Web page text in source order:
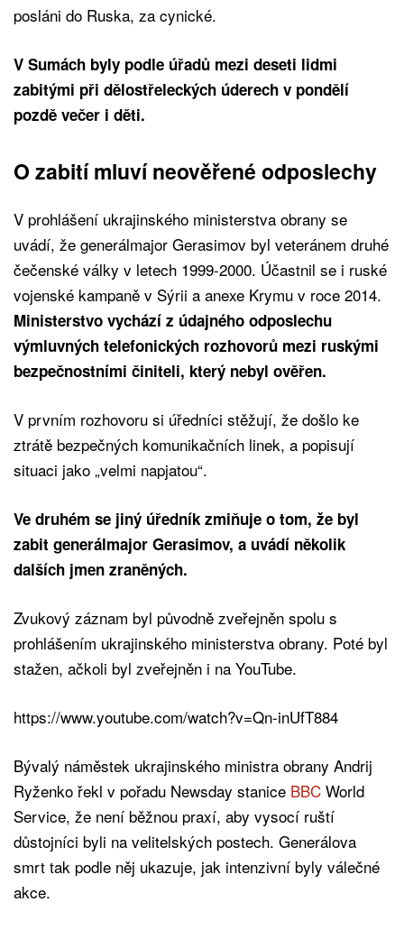
posláni do Ruska, za cynické.
V Sumách byly podle úřadů mezi deseti lidmi
zabitými při dělostřeleckých úderech v pondělí
pozdě večer i děti.
O zabití mluví neověřené odposlechy
V prohlášení ukrajinského ministerstva obrany se
uvádí, že generálmajor Gerasimov byl veteránem druhé
čečenské války v letech 1999-2000. Účastnil se i ruské
vojenské kampaně v Sýrii a anexe Krymu v roce 2014.
Ministerstvo vychází z údajného odposlechu
výmluvných telefonických rozhovorů mezi ruskými
bezpečnostními činiteli, který nebyl ověřen.
V prvním rozhovoru si úředníci stěžují, že došlo ke
ztrátě bezpečných komunikačních linek, a popisují
situaci jako „velmi napjatou“.
Ve druhém se jiný úředník zmiňuje o tom, že byl
zabit generálmajor Gerasimov, a uvádí několik
dalších jmen zraněných.
Zvukový záznam byl původně zveřejněn spolu s
prohlášením ukrajinského ministerstva obrany. Poté byl
stažen, ačkoli byl zveřejněn i na YouTube.
https://www.youtube.com/watch?v=Qn-inUfT884
Bývalý náměstek ukrajinského ministra obrany Andrij
Ryženko řekl v pořadu Newsday stanice BBC World
Service, že není běžnou praxí, aby vysocí ruští
důstojníci byli na velitelských postech. Generálova
smrt tak podle něj ukazuje, jak intenzivní byly válečné
akce.